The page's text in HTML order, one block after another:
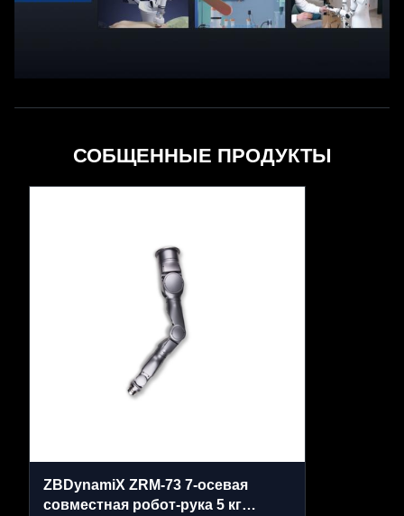
СОБЩЕННЫЕ ПРОДУКТЫ
ZBDynamiX ZRM-73 7-осевая
совместная робот-рука 5 кг